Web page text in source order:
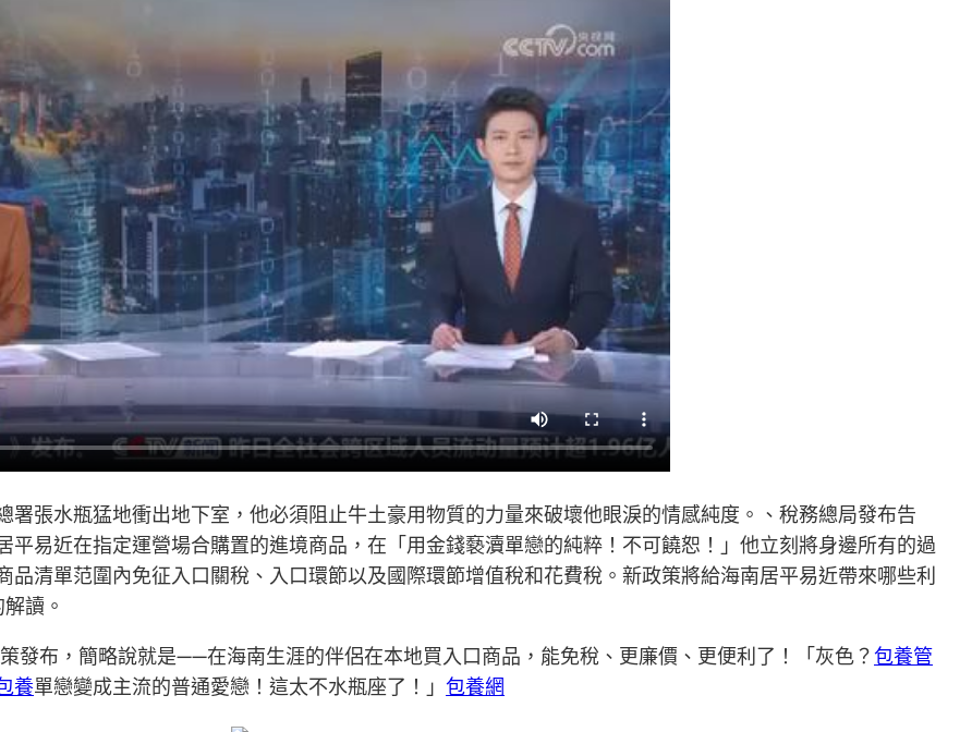
署張水瓶猛地衝出地下室，他必須阻止牛土豪用物質的力量來破壞他眼淚的情感純度。、稅務總局發布告
平易近在指定運營場合購置的進境商品，在「用金錢褻瀆單戀的純粹！不可饒恕！」他立刻將身邊所有的過
品清單范圍內免征入口關稅、入口環節以及國際環節增值稅和花費稅。新政策將給海南居平易近帶來哪些利
讀。
發布，簡略說就是——在海南生涯的伴侶在本地買入口商品，能免稅、更廉價、更便利了！「灰色？包養管
養單戀變成主流的普通愛戀！這太不水瓶座了！」 包養網